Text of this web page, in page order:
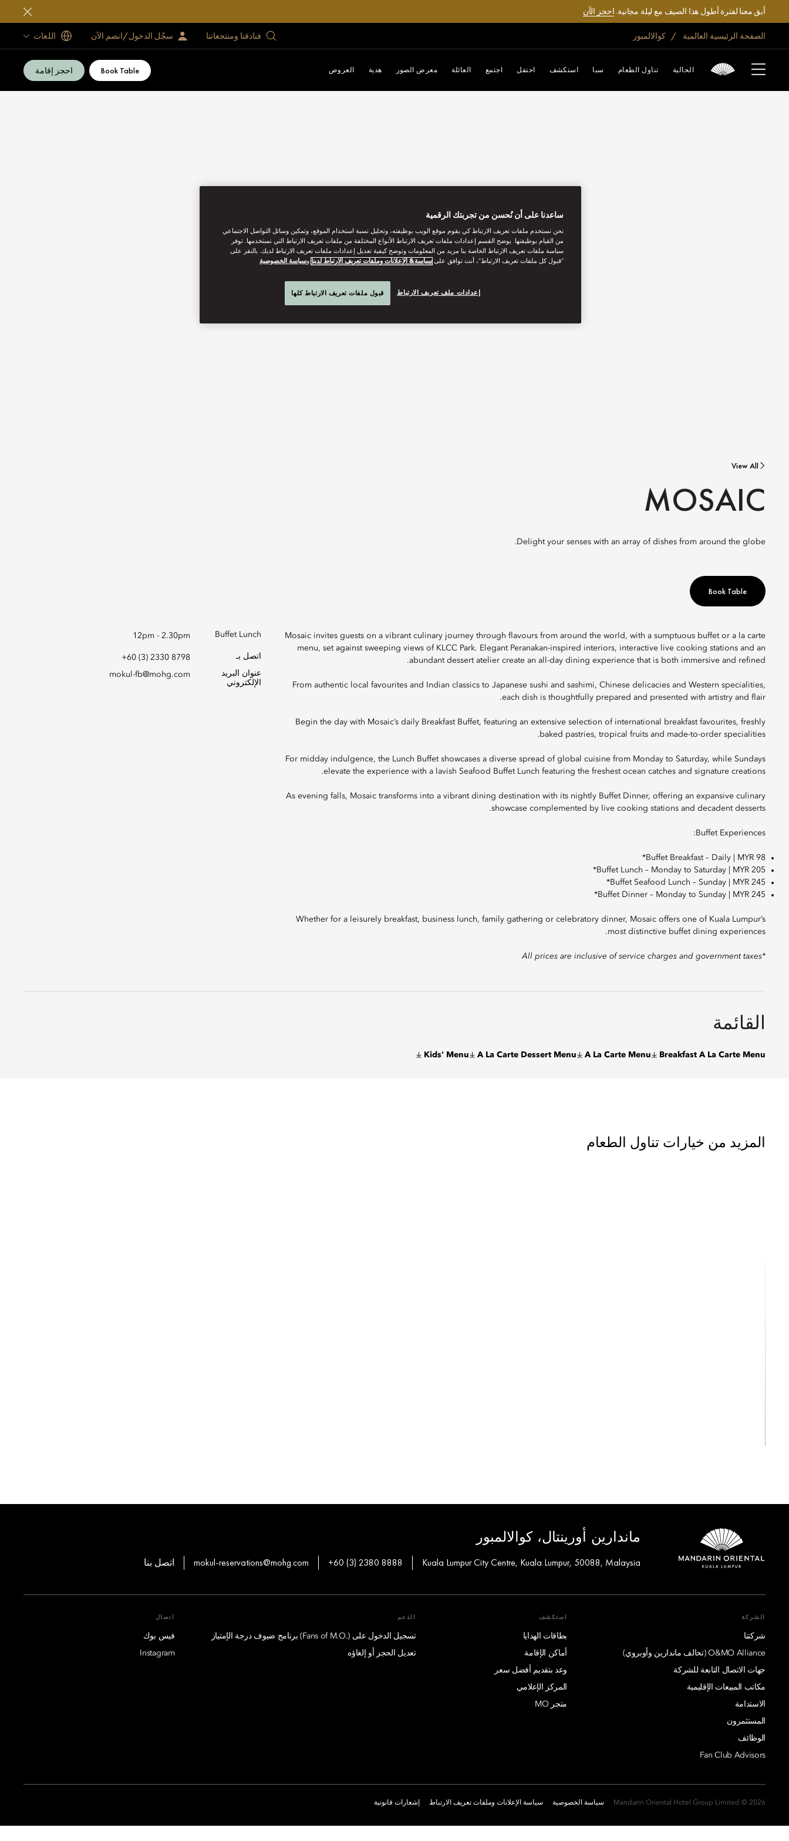
أبق معنا لفترة أطول هذا الصيف مع ليلة مجانية.احجز الآن
الصفحة الرئيسية العالمية كوالالمبور فنادقنا ومنتجعاتنا سجّل الدخول/انضم الآن اللغات
الحالية تناول الطعام سبا استكشف احتفل اجتمع العائلة معرض الصور هدية العروض Book Table احجز إقامة
View All
MOSAIC
Delight your senses with an array of dishes from around the globe.
Book Table
Mosaic invites guests on a vibrant culinary journey through flavours from around the world, with a sumptuous buffet or a la carte
menu, set against sweeping views of KLCC Park. Elegant Peranakan-inspired interiors, interactive live cooking stations and an
abundant dessert atelier create an all-day dining experience that is both immersive and refined.
From authentic local favourites and Indian classics to Japanese sushi and sashimi, Chinese delicacies and Western specialities,
each dish is thoughtfully prepared and presented with artistry and flair.
Begin the day with Mosaic’s daily Breakfast Buffet, featuring an extensive selection of international breakfast favourites, freshly
baked pastries, tropical fruits and made-to-order specialities.
For midday indulgence, the Lunch Buffet showcases a diverse spread of global cuisine from Monday to Saturday, while Sundays
elevate the experience with a lavish Seafood Buffet Lunch featuring the freshest ocean catches and signature creations.
As evening falls, Mosaic transforms into a vibrant dining destination with its nightly Buffet Dinner, offering an expansive culinary
showcase complemented by live cooking stations and decadent desserts.
Buffet Experiences:
Buffet Breakfast – Daily | MYR 98*
Buffet Lunch – Monday to Saturday | MYR 205*
Buffet Seafood Lunch – Sunday | MYR 245*
Buffet Dinner – Monday to Sunday | MYR 245*
Whether for a leisurely breakfast, business lunch, family gathering or celebratory dinner, Mosaic offers one of Kuala Lumpur’s
most distinctive buffet dining experiences.
*All prices are inclusive of service charges and government taxes
Buffet Lunch
12pm - 2.30pm
اتصل بـ
+60 (3) 2330 8798
عنوان البريد
الإلكتروني
mokul-fb@mohg.com
القائمة
Breakfast A La Carte Menu
A La Carte Menu
A La Carte Dessert Menu
Kids' Menu
المزيد من خيارات تناول الطعام
ماندارين أورينتال، كوالالمبور
Kuala Lumpur City Centre, Kuala Lumpur, 50088, Malaysia
+60 (3) 2380 8888
mokul-reservations@mohg.com اتصل بنا
الشركة
شركتنا
O&MO Alliance (تحالف ماندارين وأوبروي)
جهات الاتصال التابعة للشركة
مكاتب المبيعات الإقليمية
الاستدامة
المستثمرون
الوظائف
Fan Club Advisors
استكشف
بطاقات الهدايا
أماكن الإقامة
وعد بتقديم أفضل سعر
المركز الإعلامي
متجر MO
الدعم
تسجيل الدخول على (.Fans of M.O) برنامج ضيوف درجة الإمتياز
تعديل الحجز أو إلغاؤه
اتصال
فيس بوك
Instagram
2026 © Mandarin Oriental Hotel Group Limited سياسة الخصوصية سياسة الإعلانات وملفات تعريف الارتباط إشعارات قانونية
ساعدنا على أن نُحسن من تجربتك الرقمية
نحن نستخدم ملفات تعريف الارتباط كي يقوم موقع الويب بوظيفته، وتحليل نسبة استخدام الموقع، وتمكين وسائل التواصل الاجتماعي
من القيام بوظيفتها. يوضح القسم إعدادات ملفات تعريف الارتباط الأنواع المختلفة من ملفات تعريف الارتباط التي نستخدمها. توفر
سياسة ملفات تعريف الارتباط الخاصة بنا مزيد من المعلومات وتوضح كيفية تعديل إعدادات ملفات تعريف الارتباط لديك. بالنقر على
“قبول كل ملفات تعريف الارتباط”، أنت توافق على سياسة& الإعلانات وملفات تعريف الارتباط لدينا وسياسة الخصوصية
إعدادات ملف تعريف الارتباط قبول ملفات تعريف الارتباط كلها